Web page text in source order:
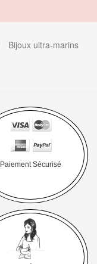
Bijoux ultra-marins
Paiement Sécurisé